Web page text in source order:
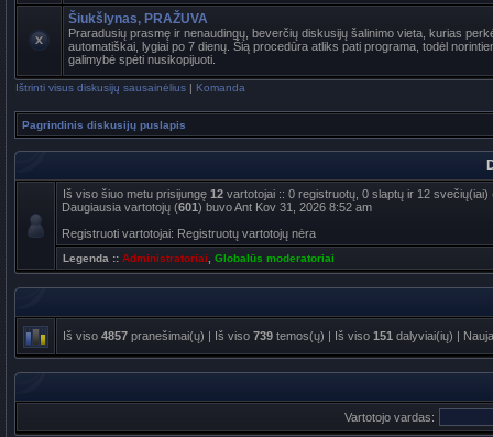
Šiukšlynas, PRAŽUVA
Praradusių prasmę ir nenaudingų, beverčių diskusijų šalinimo vieta, kurias
automatiškai, lygiai po 7 dienų. Šią procedūra atliks pati programa, todėl
galimybė spėti nusikopijuoti.
Ištrinti visus diskusijų sausainėlius | Komanda
Pagrindinis diskusijų puslapis
Iš viso šiuo metu prisijungę 12 vartotojai :: 0 registruotų, 0 slaptų ir 12
Daugiausia vartotojų (601) buvo Ant Kov 31, 2026 8:52 am
Registruoti vartotojai: Registruotų vartotojų nėra
Legenda :: Administratoriai Globalūs moderatoriai
Iš viso 4857 pranešimai(ų) | Iš viso 739 temos(ų) | Iš viso 151 dalyviai(ių) |
Vartotojo vardas: